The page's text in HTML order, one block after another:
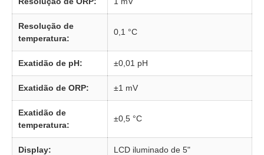
Resolução de
temperatura:
0,1 °C
Exatidão de pH: ±0,01 pH
Exatidão de ORP: ±1 mV
Exatidão de
temperatura:
±0,5 °C
Display: LCD iluminado de 5"